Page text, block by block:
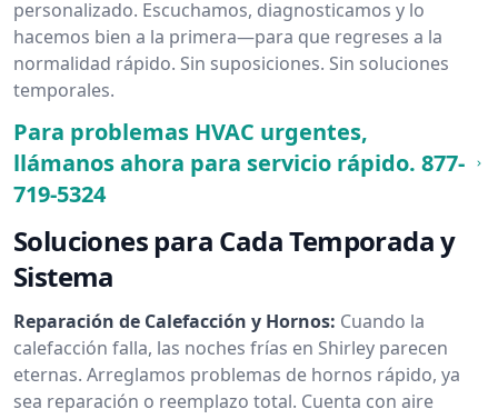
personalizado. Escuchamos, diagnosticamos y lo
hacemos bien a la primera—para que regreses a la
normalidad rápido. Sin suposiciones. Sin soluciones
temporales.
Para problemas HVAC urgentes,
llámanos ahora para servicio rápido. 877-
719-5324
Soluciones para Cada Temporada y
Sistema
Reparación de Calefacción y Hornos: Cuando la
calefacción falla, las noches frías en Shirley parecen
eternas. Arreglamos problemas de hornos rápido, ya
sea reparación o reemplazo total. Cuenta con aire